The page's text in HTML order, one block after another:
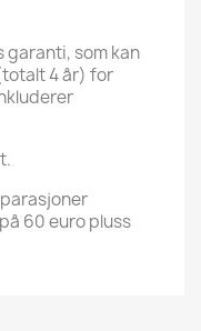
garanti, som kan
4 år) for
60 euro pluss